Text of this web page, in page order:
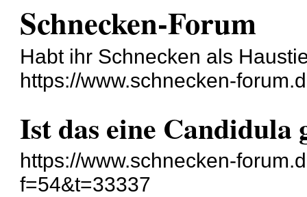
Schnecken-Forum
Habt ihr Schnecken als
https://www.schnecken-
Ist das eine Candidula
https://www.schnecken-
f=54&t=33337